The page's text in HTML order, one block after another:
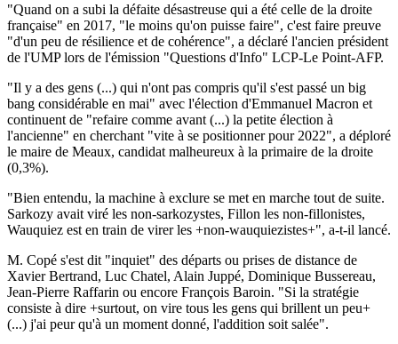
"Quand on a subi la défaite désastreuse qui a été celle de la droite
française" en 2017, "le moins qu'on puisse faire", c'est faire preuve
"d'un peu de résilience et de cohérence", a déclaré l'ancien président
de l'UMP lors de l'émission "Questions d'Info" LCP-Le Point-AFP.
"Il y a des gens (...) qui n'ont pas compris qu'il s'est passé un big
bang considérable en mai" avec l'élection d'Emmanuel Macron et
continuent de "refaire comme avant (...) la petite élection à
l'ancienne" en cherchant "vite à se positionner pour 2022", a déploré
le maire de Meaux, candidat malheureux à la primaire de la droite
(0,3%).
"Bien entendu, la machine à exclure se met en marche tout de suite.
Sarkozy avait viré les non-sarkozystes, Fillon les non-fillonistes,
Wauquiez est en train de virer les +non-wauquiezistes+", a-t-il lancé.
M. Copé s'est dit "inquiet" des départs ou prises de distance de
Xavier Bertrand, Luc Chatel, Alain Juppé, Dominique Bussereau,
Jean-Pierre Raffarin ou encore François Baroin. "Si la stratégie
consiste à dire +surtout, on vire tous les gens qui brillent un peu+
(...) j'ai peur qu'à un moment donné, l'addition soit salée".